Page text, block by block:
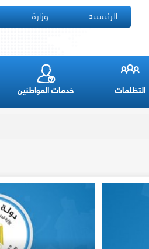
الرئيسية وزارة
التظلمات خدمات المواطنين